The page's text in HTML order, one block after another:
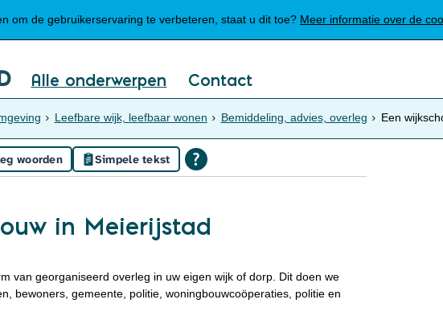
om de gebruikerservaring te verbeteren, staat u dit toe? Meer informatie over de
Mijn Meierijstad
Alle onderwerpen Contact
Leefbare wijk, leefbaar wonen Bemiddeling, advies, overleg Een
woorden Simpele tekst
in Meierijstad
van georganiseerd overleg in uw eigen wijk of dorp. Dit doen we
bewoners, gemeente, politie, woningbouwcoöperaties, politie en